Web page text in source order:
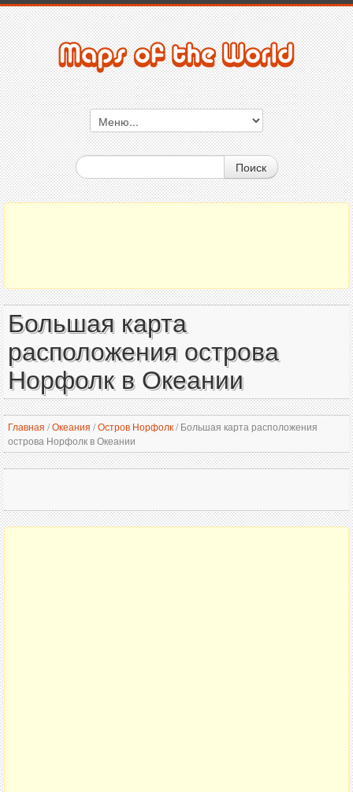
Поиск
Большая карта
расположения острова
Норфолк в Океании
Главная /Океания /Остров Норфолк/Большая карта расположения
острова Норфолк в Океании